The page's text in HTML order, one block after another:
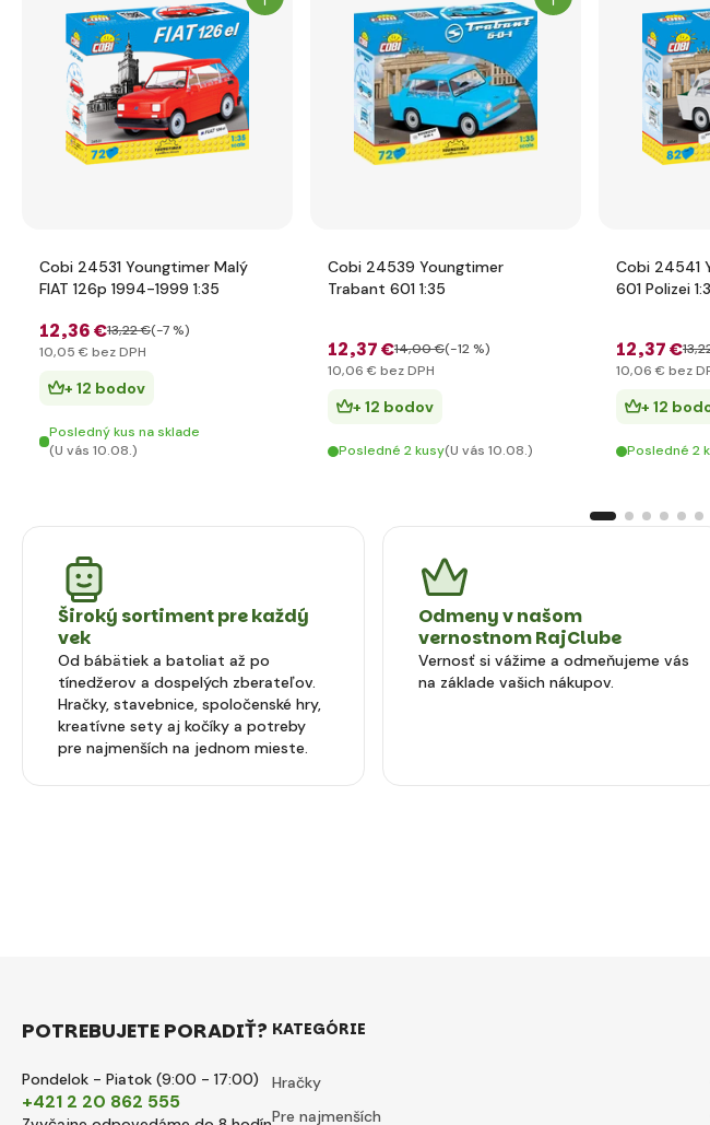
Cobi 24531 Youngtimer Malý
FIAT 126p 1994-1999 1:35
12,36 €13,22 €(-7 %)
10,05 € bez DPH
+ 12 bodov
Posledný kus na sklade
(U vás 10.08.)
Cobi 24539 Youngtimer
Trabant 601 1:35
12,37 €14,00 €(-12 %)
10,06 € bez DPH
+ 12 bodov
Posledné 2 kusy(U vás 10.08.)
Cobi 24541
601
12,37 €13
10,06 € bez
+ 12
Posledné 2
Široký sortiment pre každý
vek
Od bábätiek a batoliat až po
tínedžerov a dospelých zberateľov.
Hračky, stavebnice, spoločenské hry,
kreatívne sety aj kočíky a potreby
pre najmenších na jednom mieste.
Odmeny v našom
vernostnom RajClube
Vernosť si vážime a odmeňujeme vás
na základe vašich nákupov.
POTREBUJETE PORADIŤ?
Pondelok - Piatok (9:00 - 17:00)
+421 2 20 862 555
KATEGÓRIE
Hračky
Pre najmenších